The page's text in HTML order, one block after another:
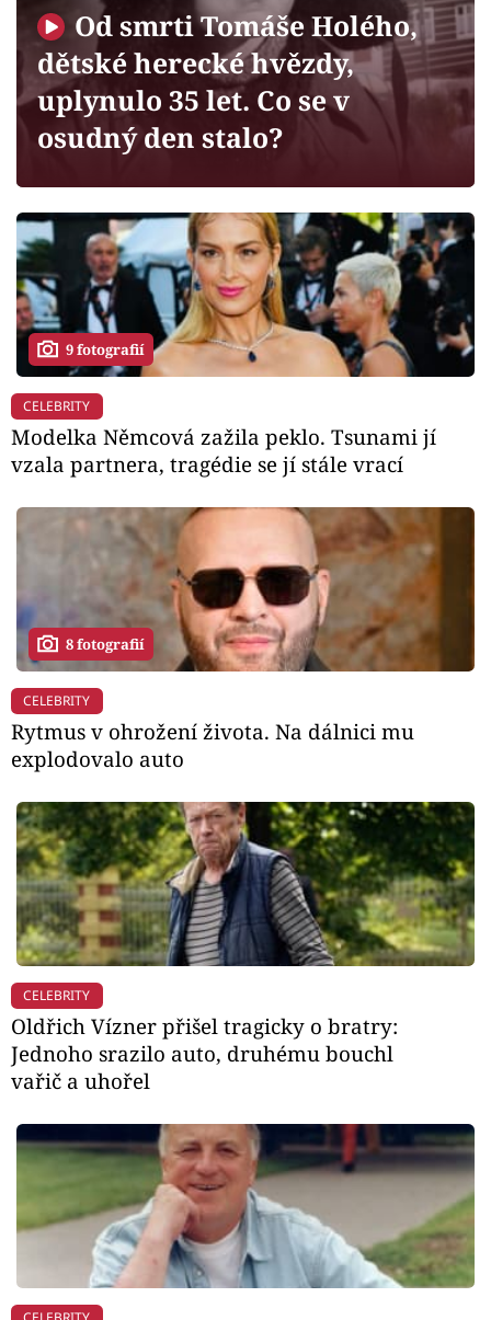
Sledujte prima+
Filmový festival Karlovy Vary
Mámy sobě
Přihlášení
Sledujte nás
Od smrti Tomáše Holého,
dětské herecké hvězdy,
uplynulo 35 let. Co se v
osudný den stalo?
9 fotografií
CELEBRITY
Modelka Němcová zažila peklo. Tsunami jí
vzala partnera, tragédie se jí stále vrací
8 fotografií
CELEBRITY
Rytmus v ohrožení života. Na dálnici mu
explodovalo auto
CELEBRITY
Oldřich Vízner přišel tragicky o bratry:
Jednoho srazilo auto, druhému bouchl
vařič a uhořel